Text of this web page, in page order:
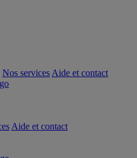
Nos services